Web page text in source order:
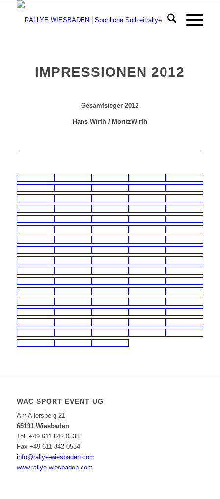
IMPRESSIONEN 2012
Gesamtsieger 2012
Hans Wirth / MoritzWirth
WAC SPORT EVENT UG
Am Allersberg 21
65191 Wiesbaden
Tel. +49 611 842 0533
Fax +49 611 842 0534
info@rallye-wiesbaden.com
www.rallye-wiesbaden.com